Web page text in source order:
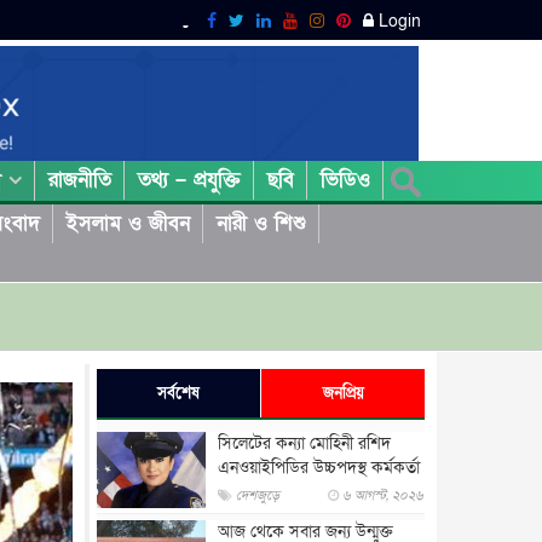
Login
রাজনীতি তথ্য – প্রযুক্তি ছবি
ভিডিও
ইসলাম ও জীবন
নারী ও শিশু
সর্বশেষ জনপ্রিয়
সিলেটের কন্যা মোহিনী রশিদ
এনওয়াইপিডির উচ্চপদস্থ কর্মকর্তা
দেশজুড়ে ৬ আগস্ট, ২০২৬
আজ থেকে সবার জন্য উন্মুক্ত